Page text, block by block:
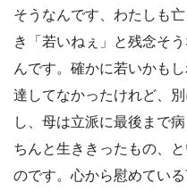
そうなんです、わたしも
き「若いねぇ」と残念そ
んです。確かに若いかも
達してなかったけれど、
し、母は立派に最後まで
ちんと生ききったもの、
のです。心から慰めてい